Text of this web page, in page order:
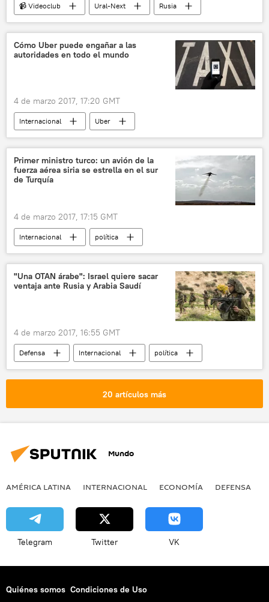
📹 Videoclub Ural-Next Rusia
Cómo Uber puede engañar a las
autoridades en todo el mundo
4 de marzo 2017, 17:20 GMT
Internacional
Uber
The New York Times
taxi noticias
Primer ministro turco: un avión de la
fuerza aérea siria se estrella en el sur
de Turquía
4 de marzo 2017, 17:15 GMT
Internacional
política
🌍 Oriente Medio
Siria
Turquía
Ahrar al Sham
MiG-23
derribo
noticias
"Una OTAN árabe": Israel quiere sacar
ventaja ante Rusia y Arabia Saudí
4 de marzo 2017, 16:55 GMT
Defensa Internacional
política
🌍 Oriente Medio
Israel
EEUU
Avigdor Lieberman
alianza
cooperación militar
Rusia noticias
20 artículos más
Mundo
AMÉRICA LATINA INTERNACIONAL ECONOMÍA DEFENSA
Telegram Twitter VK
Quiénes somos Condiciones de Uso